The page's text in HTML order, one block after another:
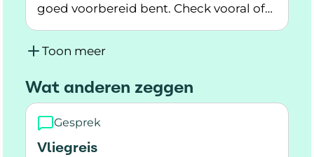
goed voorbereid bent. Check vooral of
de plek geschikt voor je is.
Lees meer over Uitgaan en MS
Toon meer
Wat anderen zeggen
Gesprek
Vliegreis